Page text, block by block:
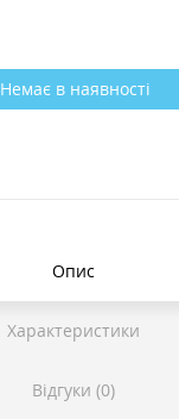
Немає в наявності
Опис
Характеристики
Відгуки (0)